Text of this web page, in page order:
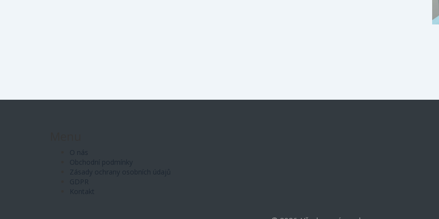
O nás
Obchodní podmínky
Zásady ochrany osobních údajů
GDPR
Kontakt